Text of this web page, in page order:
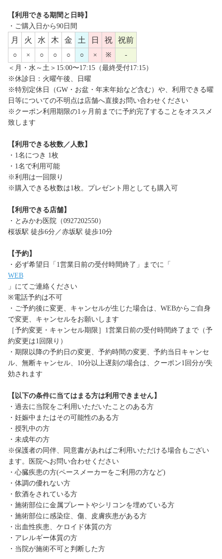
【利用できる期間と日時】
・ご購入日から90日間
月 火 水 木 金 土 日 祝 祝前
○ × ○ ○ ○ ○ × ※
-
＜月・水～土＞15:00〜17:15（最終受付17:15）
※休診日：火曜午後、日曜
※特別定休日（GW・お盆・年末年始など含む）や、利用できる曜
日等についての不明点は店舗へ直接お問い合わせください
※クーポン利用期限の1ヶ月前までに予約完了することをオススメ
致します
【利用できる枚数／人数】
・1名につき 1枚
・1名で利用可能
※利用は一回限り
※購入できる枚数は1枚。プレゼント用としても購入可
【利用できる店舗】
・とみかわ医院（0927202550）
桜坂駅 徒歩6分／赤坂駅 徒歩10分
【予約】
・必ず希望日「1営業日前の受付時間終了」までに「
WEB
」にてご連絡ください
※電話予約は不可
・ご予約後に変更、キャンセルが生じた場合は、WEBからご自身
で変更、キャンセルをお願いします
［予約変更・キャンセル期限］1営業日前の受付時間終了まで（予
約変更は1回限り）
・期限以降の予約日の変更、予約時間の変更、予約当日キャンセ
ル、無断キャンセル、10分以上遅刻の場合は、クーポン1回分が失
効されます
【以下の条件に当てはまる方は利用できません】
・過去に当院をご利用いただいたことのある方
・妊娠中またはその可能性のある方
・授乳中の方
・未成年の方
※保護者の同伴、同意書があればご利用いただける場合もござい
ます。医院へお問い合わせください
・心臓疾患の方(ペースメーカーをご利用の方など)
・体調の優れない方
・飲酒をされている方
・施術部位に金属プレートやシリコンを埋めている方
・施術部位に感染症、傷、皮膚疾患がある方
・出血性疾患、ケロイド体質の方
・アレルギー体質の方
・当院が施術不可と判断した方